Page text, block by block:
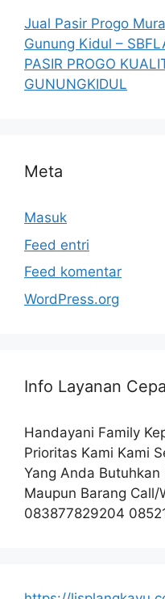
Jual Pasir Progo
Gunung Kidul –
PASIR PROGO
GUNUNGKIDUL
Meta
Masuk
Feed entri
Feed komentar
WordPress.org
Info Layanan
Handayani Family
Prioritas Kami Kami
Yang Anda
Maupun Barang Call/
083877829204